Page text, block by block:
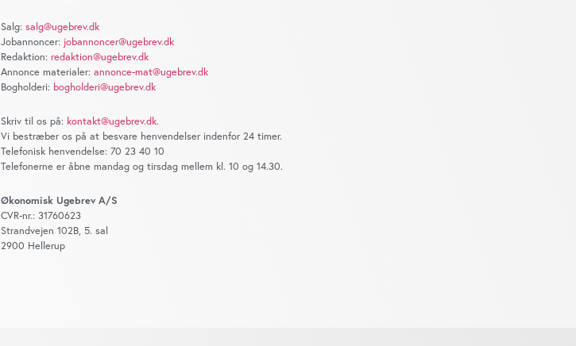
Salg: salg@ugebrev.dk
Jobannoncer: jobannoncer@ugebrev.dk
Redaktion: redaktion@ugebrev.dk
Annonce materialer: annonce-mat@ugebrev.dk
Bogholderi: bogholderi@ugebrev.dk
Skriv til os på: kontakt@ugebrev.dk.
Vi bestræber os på at besvare henvendelser indenfor 24 timer.
Telefonisk henvendelse: 70 23 40 10
Telefonerne er åbne mandag og tirsdag mellem kl. 10 og 14.30.
Økonomisk Ugebrev A/S
CVR-nr.: 31760623
Strandvejen 102B, 5. sal
2900 Hellerup